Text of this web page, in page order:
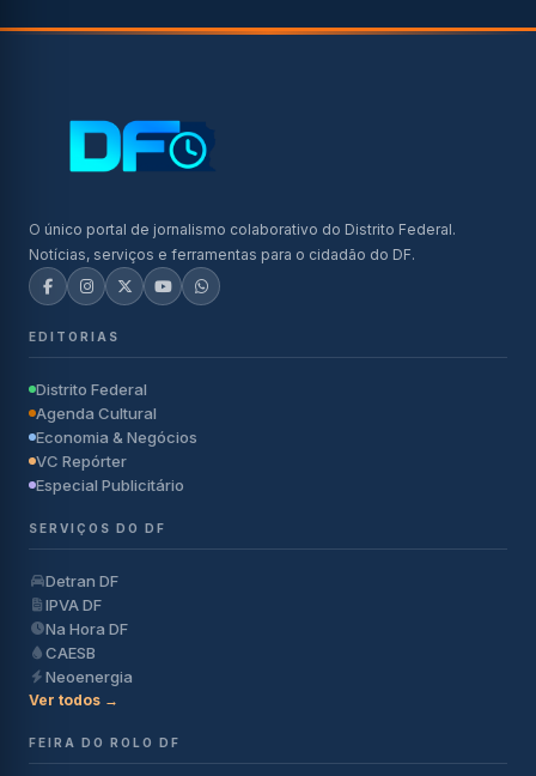
O único portal de jornalismo colaborativo do Distrito Federal.
Notícias, serviços e ferramentas para o cidadão do DF.
EDITORIAS
Distrito Federal
Agenda Cultural
Economia & Negócios
VC Repórter
Especial Publicitário
SERVIÇOS DO DF
Detran DF
IPVA DF
Na Hora DF
CAESB
Neoenergia
Ver todos →
FEIRA DO ROLO DF